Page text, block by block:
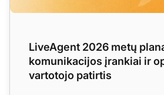
LiveAgent 2026 metų
komunikacijos įrankiai ir
vartotojo patirtis